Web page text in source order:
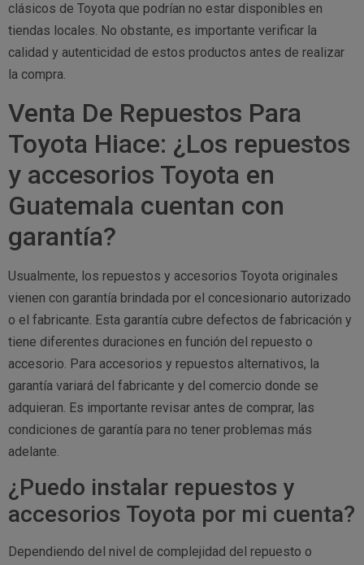
clásicos de Toyota que podrían no estar disponibles en
tiendas locales. No obstante, es importante verificar la
calidad y autenticidad de estos productos antes de realizar
la compra.
Venta De Repuestos Para
Toyota Hiace: ¿Los repuestos
y accesorios Toyota en
Guatemala cuentan con
garantía?
Usualmente, los repuestos y accesorios Toyota originales
vienen con garantía brindada por el concesionario autorizado
o el fabricante. Esta garantía cubre defectos de fabricación y
tiene diferentes duraciones en función del repuesto o
accesorio. Para accesorios y repuestos alternativos, la
garantía variará del fabricante y del comercio donde se
adquieran. Es importante revisar antes de comprar, las
condiciones de garantía para no tener problemas más
adelante.
¿Puedo instalar repuestos y
accesorios Toyota por mi cuenta?
Dependiendo del nivel de complejidad del repuesto o